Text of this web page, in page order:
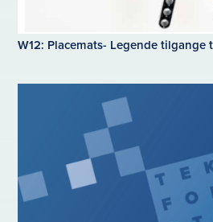
W12: Placemats- Legende